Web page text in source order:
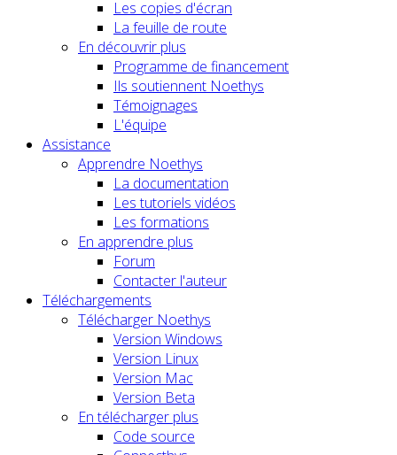
Les copies d'écran
La feuille de route
En découvrir plus
Programme de financement
Ils soutiennent Noethys
Témoignages
L'équipe
Assistance
Apprendre Noethys
La documentation
Les tutoriels vidéos
Les formations
En apprendre plus
Forum
Contacter l'auteur
Téléchargements
Télécharger Noethys
Version Windows
Version Linux
Version Mac
Version Beta
En télécharger plus
Code source